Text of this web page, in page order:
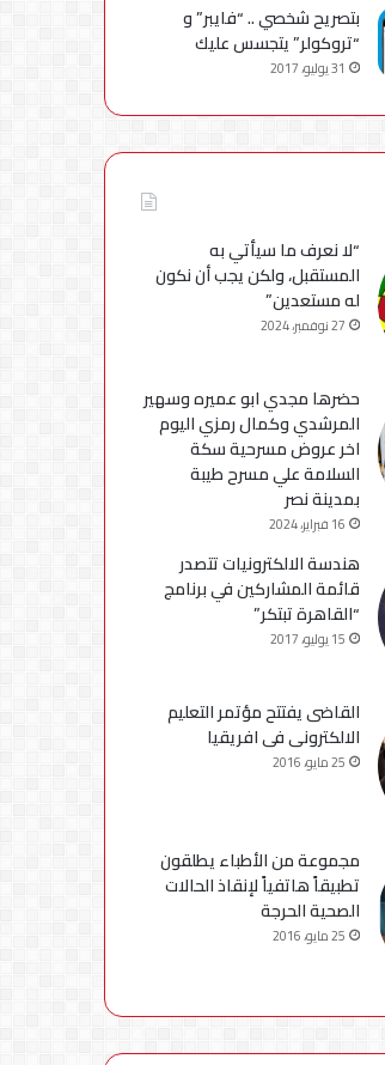
بتصريح شخصي .. “فايبر” و
“تروكولر” يتجسس عليك
31 يوليو، 2017
“لا نعرف ما سيأتي به
المستقبل، ولكن يجب أن نكون
له مستعدين”
27 نوفمبر، 2024
حضرها مجدي ابو عميره وسهير
المرشدي وكمال رمزي اليوم
اخر عروض مسرحية سكة
السلامة علي مسرح طيبة
بمدينة نصر
16 فبراير، 2024
هندسة الالكترونيات تتصدر
قائمة المشاركين في برنامج
“القاهرة تبتكر”
15 يوليو، 2017
القاضى يفتتح مؤتمر التعليم
الالكترونى فى افريقيا
25 مايو، 2016
مجموعة من الأطباء يطلقون
تطبيقاً هاتفياً لإنقاذ الحالات
الصحية الحرجة
25 مايو، 2016